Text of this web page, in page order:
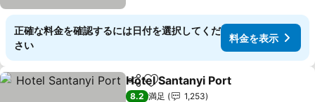
正確な料金を確認するには日付を選択してくだ
さい
料金を表示
シェアお気に入りに追加
Hotel Santanyi Port
8.2 満足
1,253